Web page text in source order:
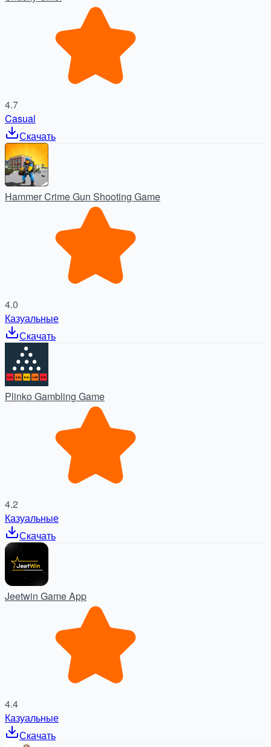
4.7
Casual
Скачать
Hammer Crime Gun Shooting Game
4.0
Казуальные
Скачать
Plinko Gambling Game
4.2
Казуальные
Скачать
Jeetwin Game App
4.4
Казуальные
Скачать